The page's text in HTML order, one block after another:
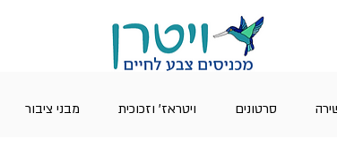
סרטונים ויטראז' וזכוכית מבני ציבור